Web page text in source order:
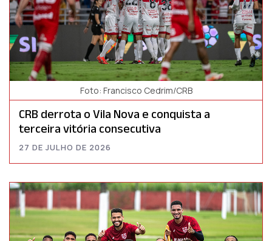
Foto: Francisco Cedrim/CRB
CRB derrota o Vila Nova e conquista a
terceira vitória consecutiva
27 DE JULHO DE 2026